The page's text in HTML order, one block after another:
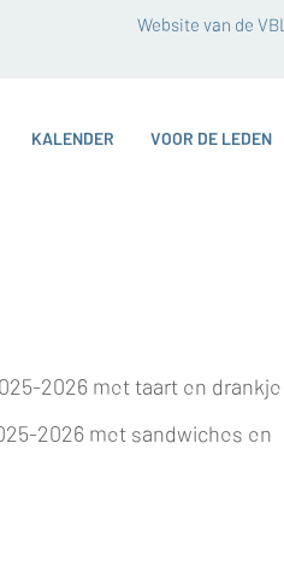
Website van de VBL
KALENDER VOOR DE LEDEN
2026 met taart en drankje
2026 met sandwiches en